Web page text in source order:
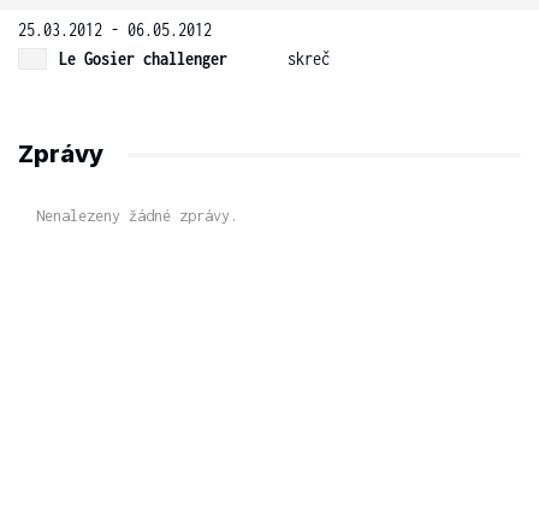
25.03.2012 - 06.05.2012
Le Gosier challenger
skreč
Zprávy
Nenalezeny žádné zprávy.